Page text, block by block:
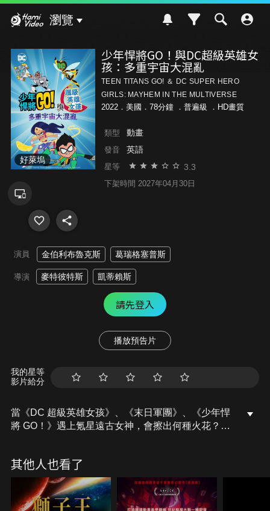
瀏覽
好萊塢
少年悍將GO！與DC超級英雄女
孩：多重宇宙大混亂
TEEN TITANS GO! ＆ DC SUPER HERO
GIRLS: MAYHEM IN THE MULTIVERSE
2022．美國．78分鐘 ． 普遍級 ．HD畫質
類型 動畫
發音 英語
星等 3.3
下架時間 2027年04月30日
演員 金伯利布魯克斯 葛瑞格塞普斯
導演 麥特彼特斯 凱蒂賴斯
請先登入
播放預告片
我的星等
影片給分
當《DC 超級英雄女孩》、《末日軍團》、《少年悍
將 GO！》遇上氪星遠古女神，會擦出何種火花？當
雄。如今，只有超級英雄女孩能與末日軍團抗衡了。
這群女孩必須穿梭於各個次元，從幻影空間救出其他
英雄。然而，混亂當前，她們誤入了另一個宇宙，陷
入混淆之中，難辨正邪。這場 DC 宇宙的傳奇戰役，
其他人也看了